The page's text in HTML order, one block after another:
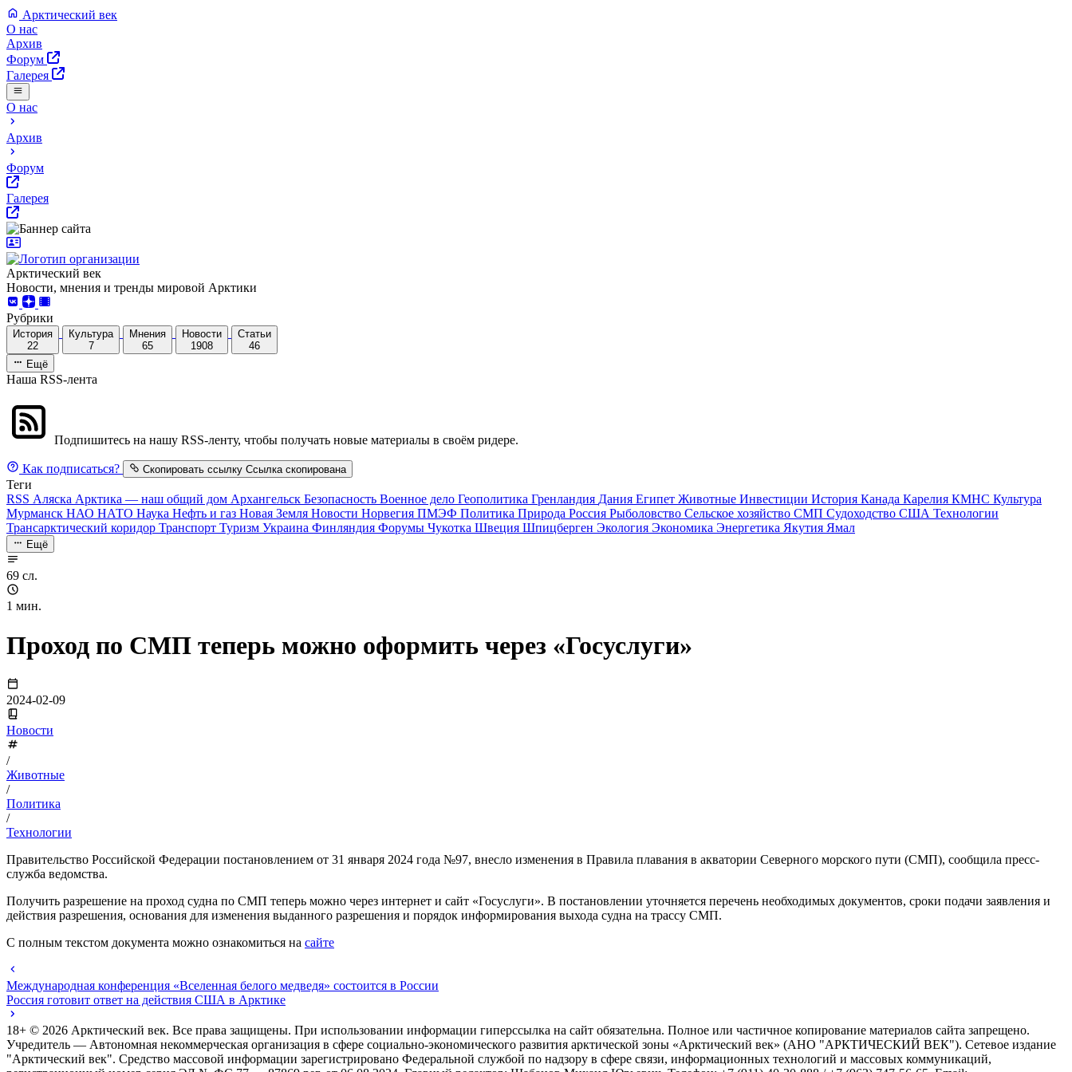
Арктический век
О нас
Архив
Форум
Галерея
О нас
Архив
Форум
Галерея
Арктический век
Новости, мнения и тренды мировой Арктики
Рубрики
История
22
Культура
7
Мнения
65
Новости
1908
Статьи
46
Ещё
Наша RSS-лента
Подпишитесь на нашу RSS-ленту, чтобы получать новые материалы в своём ридере.
Как подписаться? Скопировать ссылку Ссылка скопирована
Теги
RSS Аляска Арктика — наш общий дом Архангельск Безопасность Военное дело Геополитика Гренландия Дания Египет Животные Инвестиции История Канада Карелия КМНС Культура
Мурманск НАО НАТО Наука Нефть и газ Новая Земля Новости Норвегия ПМЭФ Политика Природа Россия Рыболовство Сельское хозяйство СМП Судоходство США Технологии
Трансарктический коридор Транспорт Туризм Украина Финляндия Форумы Чукотка Швеция Шпицберген Экология Экономика Энергетика Якутия Ямал
Ещё
69 сл.
1 мин.
Проход по СМП теперь можно оформить через «Госуслуги»
2024-02-09
Новости
/
Животные
/
Политика
/
Технологии
Правительство Российской Федерации постановлением от 31 января 2024 года №97, внесло изменения в Правила плавания в акватории Северного морского пути (СМП), сообщила пресс-
служба ведомства.
Получить разрешение на проход судна по СМП теперь можно через интернет и сайт «Госуслуги». В постановлении уточняется перечень необходимых документов, сроки подачи заявления и
действия разрешения, основания для изменения выданного разрешения и порядок информирования выхода судна на трассу СМП.
С полным текстом документа можно ознакомиться на сайте
Международная конференция «Вселенная белого медведя» состоится в России
Россия готовит ответ на действия США в Арктике
18+ © 2026 Арктический век. Все права защищены. При использовании информации гиперссылка на сайт обязательна. Полное или частичное копирование материалов сайта запрещено.
Учредитель — Автономная некоммерческая организация в сфере социально-экономического развития арктической зоны «Арктический век» (АНО "АРКТИЧЕСКИЙ ВЕК"). Сетевое издание
"Арктический век". Средство массовой информации зарегистрировано Федеральной службой по надзору в сфере связи, информационных технологий и массовых коммуникаций,